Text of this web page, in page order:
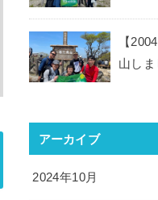
【
山しま
アーカイブ
2024年10月